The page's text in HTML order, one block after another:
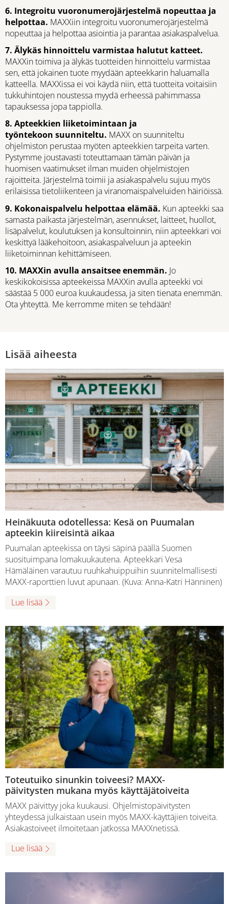
6. Integroitu vuoronumerojärjestelmä nopeuttaa ja
helpottaa. MAXXiin integroitu vuoronumerojärjestelmä
nopeuttaa ja helpottaa asiointia ja parantaa asiakaspalvelua.
7. Älykäs hinnoittelu varmistaa halutut katteet.
MAXXin toimiva ja älykäs tuotteiden hinnoittelu varmistaa
sen, että jokainen tuote myydään apteekkarin haluamalla
katteella. MAXXissa ei voi käydä niin, että tuotteita voitaisiin
tukkuhintojen noustessa myydä erheessä pahimmassa
tapauksessa jopa tappiolla.
8. Apteekkien liiketoimintaan ja
työntekoon suunniteltu. MAXX on suunniteltu
ohjelmiston perustaa myöten apteekkien tarpeita varten.
Pystymme joustavasti toteuttamaan tämän päivän ja
huomisen vaatimukset ilman muiden ohjelmistojen
rajoitteita. Järjestelmä toimii ja asiakaspalvelu sujuu myös
erilaisissa tietoliikenteen ja viranomaispalveluiden häiriöissä.
9. Kokonaispalvelu helpottaa elämää. Kun apteekki saa
samasta paikasta järjestelmän, asennukset, laitteet, huollot,
lisäpalvelut, koulutuksen ja konsultoinnin, niin apteekkari voi
keskittyä lääkehoitoon, asiakaspalveluun ja apteekin
liiketoiminnan kehittämiseen.
10. MAXXin avulla ansaitsee enemmän. Jo
keskikokoisissa apteekeissa MAXXin avulla apteekki voi
säästää 5 000 euroa kuukaudessa, ja siten tienata enemmän.
Ota yhteyttä. Me kerromme miten se tehdään!
Lisää aiheesta
Heinäkuuta odotellessa: Kesä on Puumalan
apteekin kiireisintä aikaa
Puumalan apteekissa on täysi säpinä päällä Suomen
suosituimpana lomakuukautena. Apteekkari Vesa
Hämäläinen varautuu ruuhkahuippuihin suunnitelmallisesti
MAXX-raporttien luvut apunaan. (Kuva: Anna-Katri Hänninen)
Lue lisää
Toteutuiko sinunkin toiveesi? MAXX-
päivitysten mukana myös käyttäjätoiveita
MAXX päivittyy joka kuukausi. Ohjelmistopäivitysten
yhteydessä julkaistaan usein myös MAXX-käyttäjien toiveita.
Asiakastoiveet ilmoitetaan jatkossa MAXXnetissä.
Lue lisää